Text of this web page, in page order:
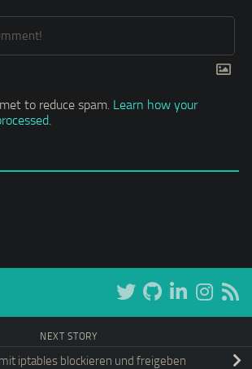
to reduce spam. Learn how your
NEXT STORY
iptables blockieren und freigeben